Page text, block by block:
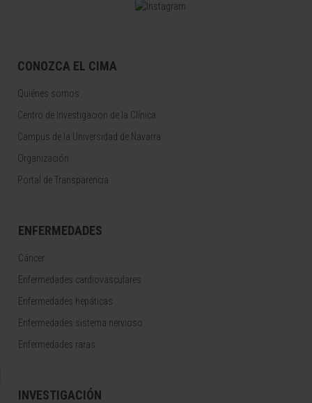
CONOZCA EL CIMA
Quiénes somos
Centro de Investigacion de la Clínica
Campus de la Universidad de Navarra
Organización
Portal de Transparencia
ENFERMEDADES
Cáncer
Enfermedades cardiovasculares
Enfermedades hepáticas
Enfermedades sistema nervioso
Enfermedades raras
INVESTIGACIÓN